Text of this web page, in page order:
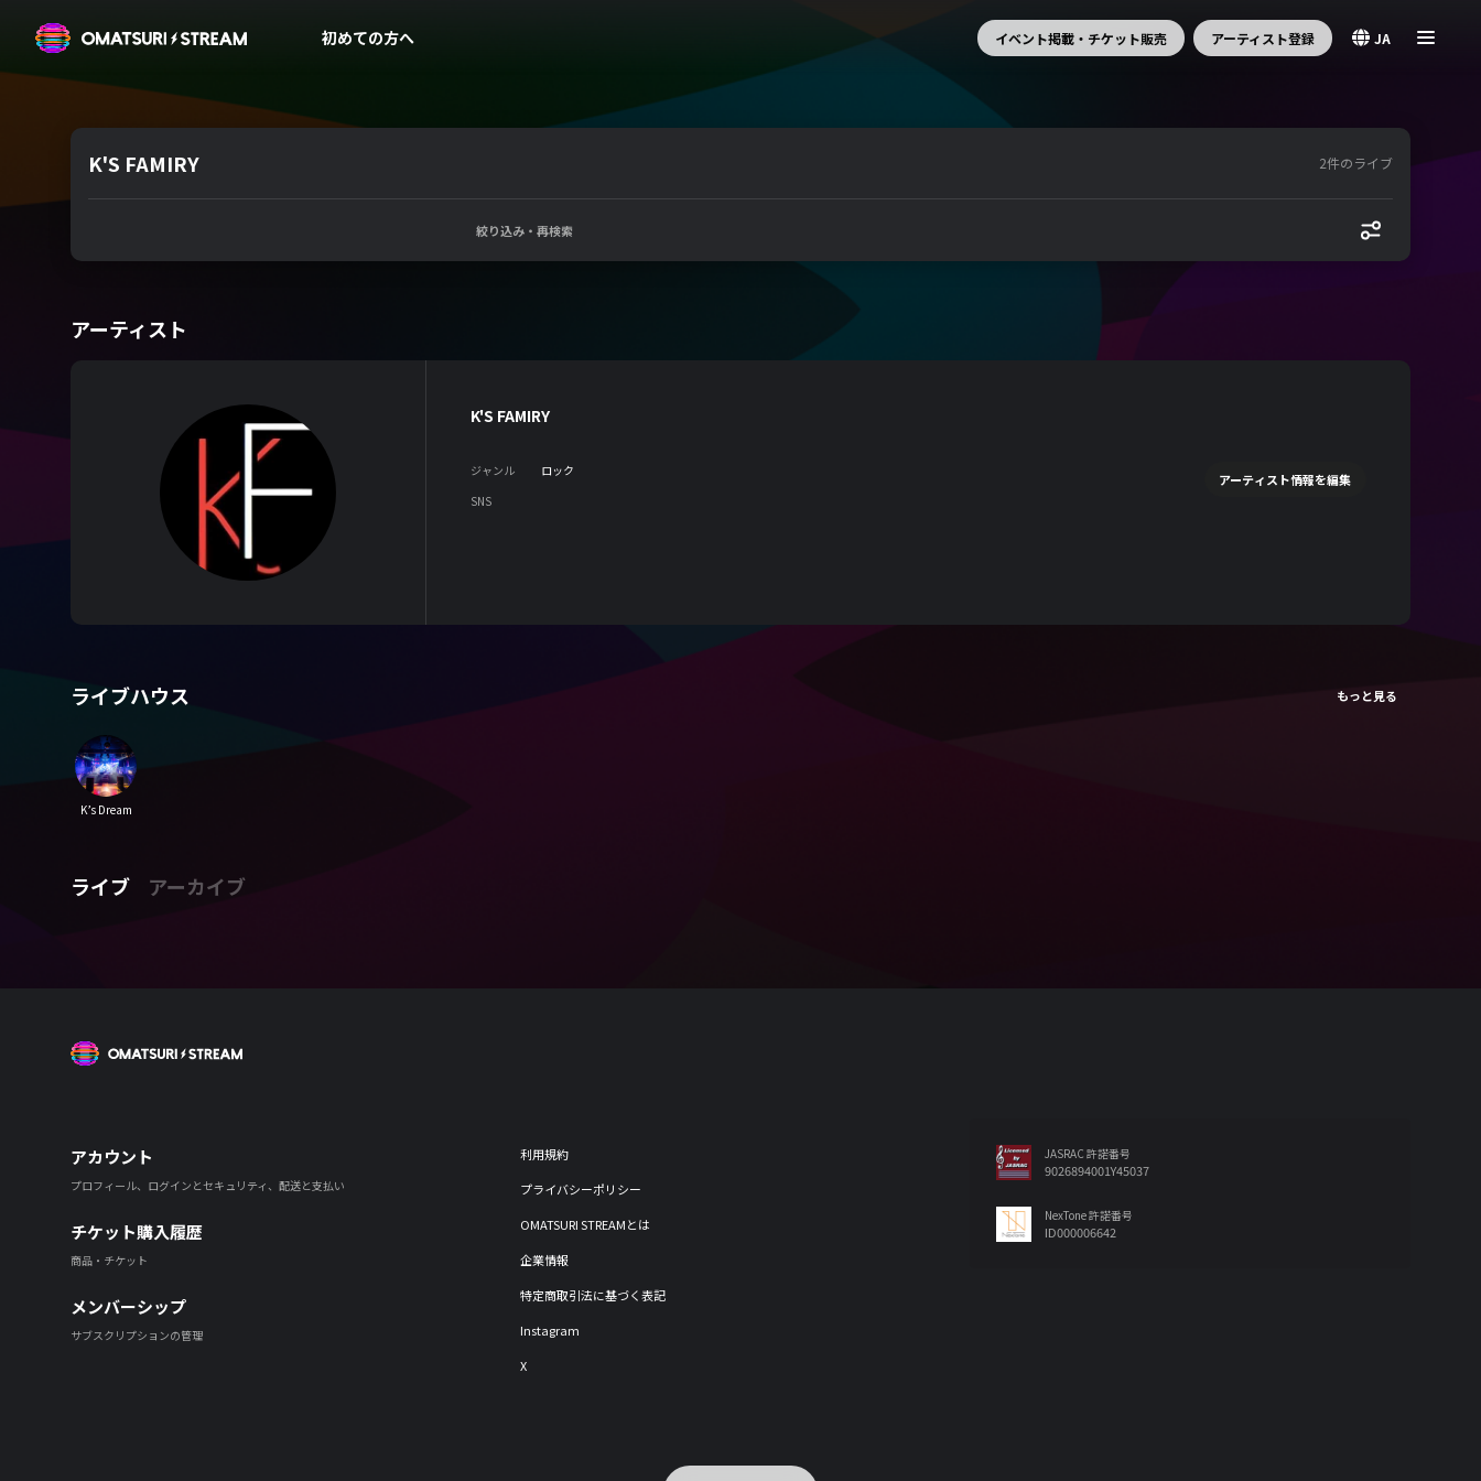
OMATSURI STREAM初めての方へ イベント掲載・チケット販売 アーティスト登録 JA
K'S FAMIRY 2件のライブ
絞り込み・再検索
アーティスト
K'S FAMIRY
ジャンル
ロック
SNS
アーティスト情報を編集
ライブハウス
K’s Dream
ライブ アーカイブ
アカウント
プロフィール、ログインとセキュリティ、配送と支払い
チケット購入履歴
商品・チケット
メンバーシップ
サブスクリプションの管理
利用規約
プライバシーポリシー
OMATSURI STREAMとは
企業情報
特定商取引法に基づく表記
Instagram
X
JASRAC 許諾番号
9026894001Y45037
NexTone 許諾番号
ID000006642